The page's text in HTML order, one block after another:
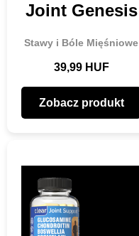
Joint Genesis
Stawy i Bóle Mięśniowe
39,99 HUF
Zobacz produkt